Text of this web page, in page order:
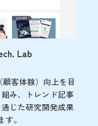
Lab
客体験）向上を目
み、トレンド記事
じた研究開発成果
。